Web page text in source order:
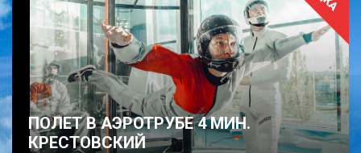
ПОЛЕТ В АЭРОТРУБЕ 4 МИН.
КРЕСТОВСКИЙ